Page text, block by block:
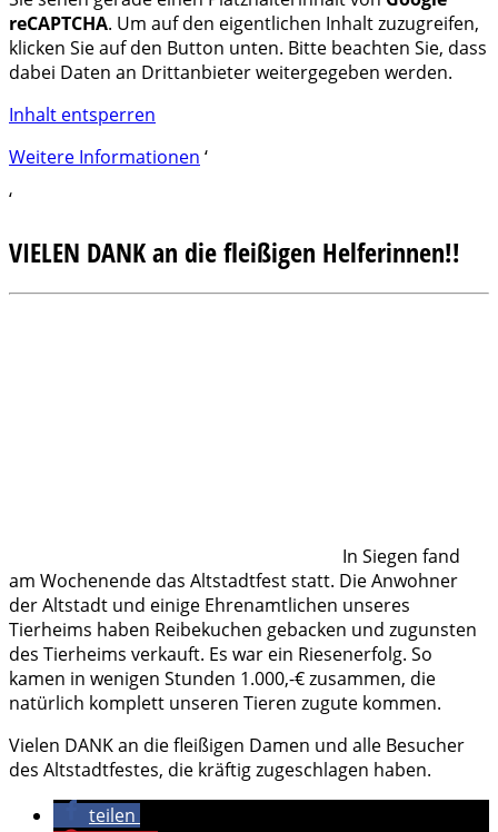
reCAPTCHA. Um auf den eigentlichen Inhalt zuzugreifen,
klicken Sie auf den Button unten. Bitte beachten Sie, dass
dabei Daten an Drittanbieter weitergegeben werden.
Inhalt entsperren
Weitere Informationen ‘
‘
VIELEN DANK an die fleißigen Helferinnen!!
In Siegen fand
am Wochenende das Altstadtfest statt. Die Anwohner
der Altstadt und einige Ehrenamtlichen unseres
Tierheims haben Reibekuchen gebacken und zugunsten
des Tierheims verkauft. Es war ein Riesenerfolg. So
kamen in wenigen Stunden 1.000,-€ zusammen, die
natürlich komplett unseren Tieren zugute kommen.
Vielen DANK an die fleißigen Damen und alle Besucher
des Altstadtfestes, die kräftig zugeschlagen haben.
teilen